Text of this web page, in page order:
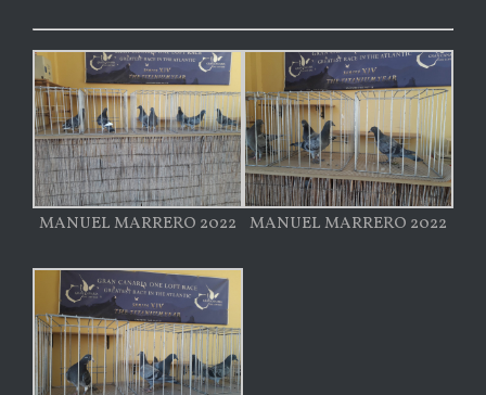
MANUEL MARRERO 2022 MANUEL MARRERO 2022